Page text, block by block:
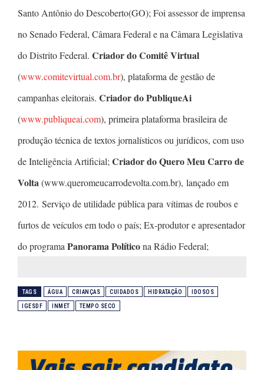
Santo Antônio do Descoberto(GO); Foi assessor de imprensa
no Senado Federal, Câmara Federal e na Câmara Legislativa
do Distrito Federal. Criador do Comitê Virtual
(www.comitevirtual.com.br), plataforma de gestão de
campanhas eleitorais. Criador do PubliqueAi
(www.publiqueai.com), primeira plataforma brasileira de
produção técnica de textos jornalísticos ou jurídicos, com uso
de Inteligência Artificial;Criador do Quero Meu Carro de
Volta(www.queromeucarrodevolta.com.br), lançado em
2012. Serviço de utilidade pública para vítimas de roubos e
furtos de veículos em todo o país; Ex-produtor e apresentador
do programaPanorama Políticona Rádio Federal;
TAGS ÁGUA CRIANÇAS CUIDADOS HIDRATAÇÃO IDOSOS
IGESDF INMET TEMPO SECO